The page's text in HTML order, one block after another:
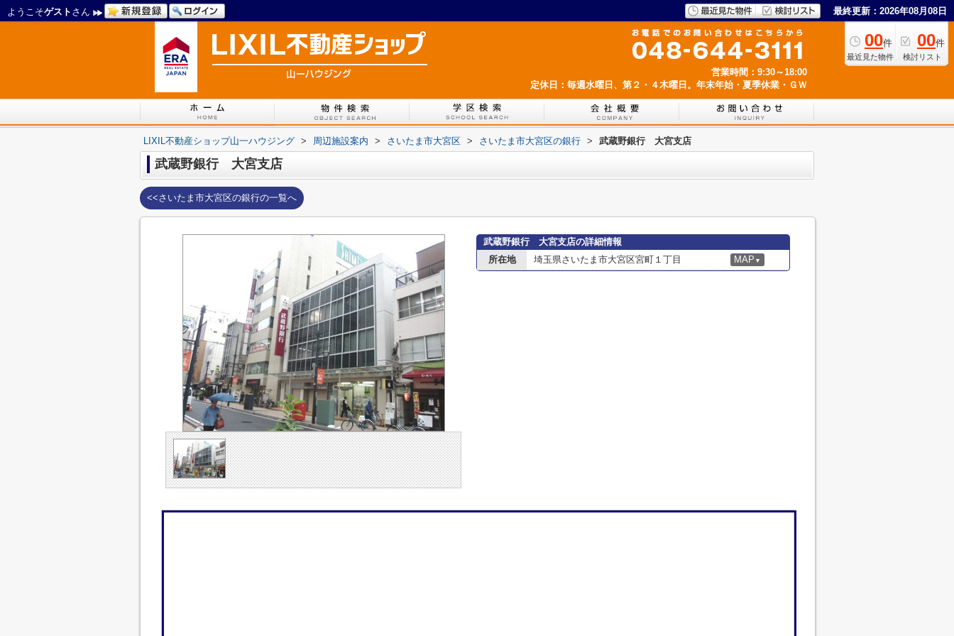
ようこそゲスト さん 最終更新：2026年08月08日
00件
最近見た物件
00件
検討リスト
営業時間：9:30～18:00
定休日：毎週水曜日、第２・４木曜日。年末年始・夏季休業・ＧＷ
LIXIL不動産ショップ山一ハウジング > 周辺施設案内 > さいたま市大宮区 > さいたま市大宮区の銀行 > 武蔵野銀行 大宮支店
武蔵野銀行 大宮支店
<<さいたま市大宮区の銀行の一覧へ
武蔵野銀行 大宮支店の詳細情報
所在地
埼玉県さいたま市大宮区宮町１丁目 MAP ▼